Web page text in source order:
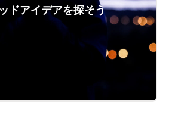
ドアイデアを探そう